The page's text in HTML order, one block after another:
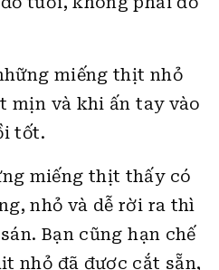
tươi ngon
bạn nên quan sát
Thịt tươi ngon
tươi, không phải đỏ
miếng thịt nhỏ
mịn và khi ấn tay vào
tốt.